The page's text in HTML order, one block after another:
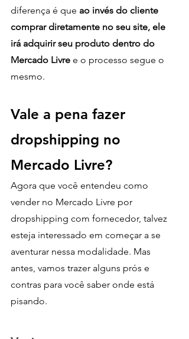
diferença é que ao invés do cliente
comprar diretamente no seu site, ele
irá adquirir seu produto dentro do
Mercado Livre e o processo segue o
mesmo.
Vale a pena fazer
dropshipping no
Mercado Livre?
Agora que você entendeu como
vender no Mercado Livre por
dropshipping com fornecedor, talvez
esteja interessado em começar a se
aventurar nessa modalidade. Mas
antes, vamos trazer alguns prós e
contras para você saber onde está
pisando.